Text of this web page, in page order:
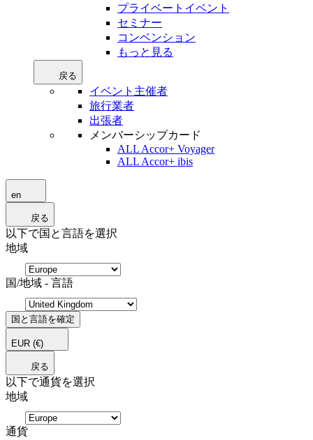
プライベートイベント
セミナー
コンベンション
もっと見る
戻る
イベント主催者
旅行業者
出張者
メンバーシップカード
ALL Accor+ Voyager
ALL Accor+ ibis
en
戻る
以下で国と言語を選択
地域
国/地域 - 言語
国と言語を確定
EUR (€)
戻る
以下で通貨を選択
地域
通貨